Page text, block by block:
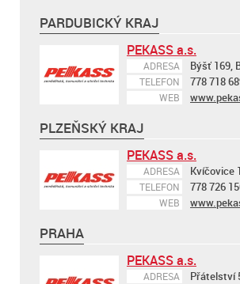
PARDUBICKÝ KRAJ
PEKASS a.s.
ADRESA Býšť 169,
TELEFON 778 718
WEB
PLZEŇSKÝ KRAJ
PEKASS a.s.
ADRESA Kvíčovice
TELEFON 778 726
WEB
PRAHA
PEKASS a.s.
ADRESA Přátelství